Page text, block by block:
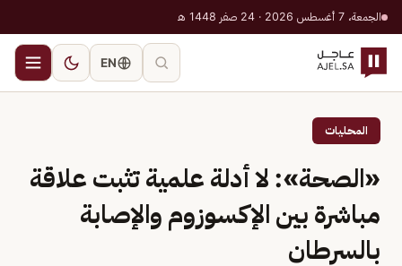
الجمعة، 7 أغسطس 2026 · 24 صفر 1448 هـ
EN
المحليات
«الصحة»: لا أدلة علمية تثبت علاقة
مباشرة بين الإكسوزوم والإصابة
بالسرطان